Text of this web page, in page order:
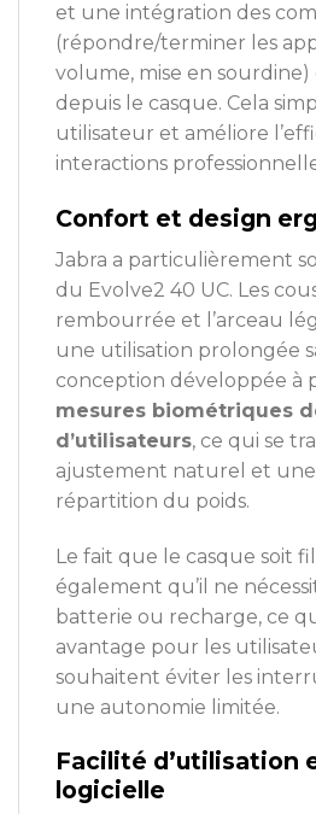
et une intégration des
(répondre/terminer les
volume, mise en
depuis le casque. Cela
utilisateur et améliore
interactions
Confort et design
Jabra a particulièrement
du Evolve2 40 UC. Les
rembourrée et l’arceau
une utilisation prolongée
conception développée à
mesures biométriques
d’utilisateurs, ce qui se
ajustement naturel et
répartition du poids.
Le fait que le casque soit
également qu’il ne
batterie ou recharge, ce
avantage pour les
souhaitent éviter les
une autonomie limitée.
Facilité d’utilisation
logicielle